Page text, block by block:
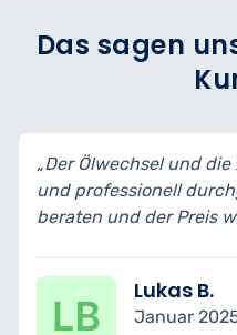
Das sagen
„Der Ölwechsel und die
und professionell
beraten und der Preis
Lukas B.
Januar 2025